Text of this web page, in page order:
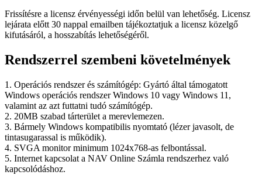
Frissítésre a licensz érvényességi időn belül van lehetőség. Licensz
lejárata előtt 30 nappal emailben tájékoztatjuk a licensz közelgő
kifutásáról, a hosszabítás lehetőségéről.
Rendszerrel szembeni követelmények
1. Operációs rendszer és számítógép: Gyártó által támogatott
Windows operációs rendszer Windows 10 vagy Windows 11,
valamint az azt futtatni tudó számítógép.
2. 20MB szabad tárterület a merevlemezen.
3. Bármely Windows kompatibilis nyomtató (lézer javasolt, de
tintasugarassal is működik).
4. SVGA monitor minimum 1024x768-as felbontással.
5. Internet kapcsolat a NAV Online Számla rendszerhez való
kapcsolódáshoz.